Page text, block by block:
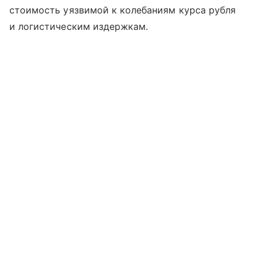
стоимость уязвимой к колебаниям курса рубля
и логистическим издержкам.